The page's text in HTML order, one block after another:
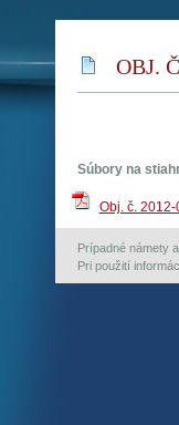
OBJ.
Súbory na
Obj. č.
Prípadné námety
Pri použití